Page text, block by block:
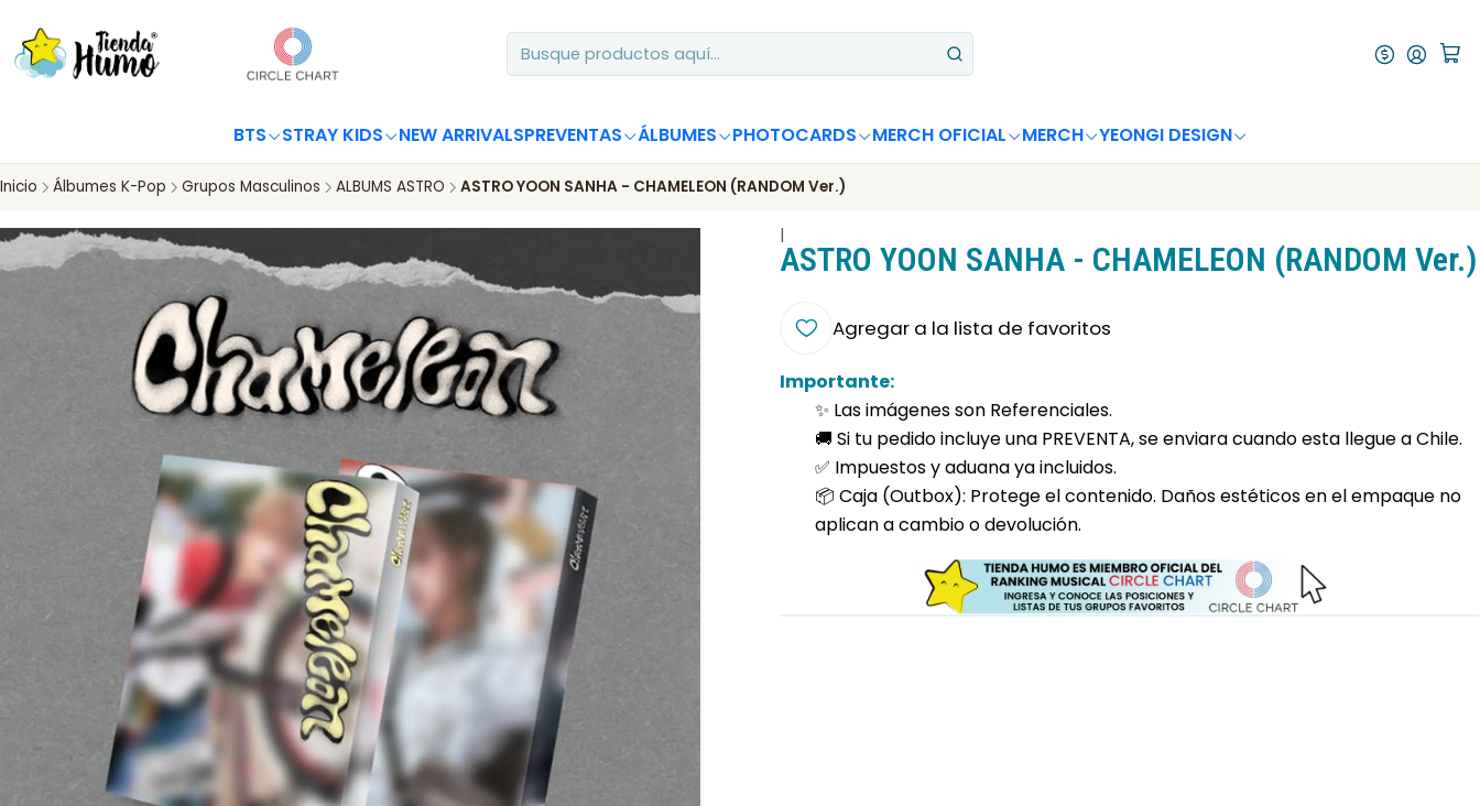
BTS STRAY KIDS NEW ARRIVALSPREVENTAS ÁLBUMES PHOTOCARDS MERCH OFICIAL MERCH YEONGI DESIGN
Inicio Álbumes K-Pop Grupos Masculinos ALBUMS ASTRO ASTRO YOON SANHA - CHAMELEON (RANDOM Ver.)
|
ASTRO YOON SANHA - CHAMELEON (RANDOM Ver.)
Agregar a la lista de favoritos
Importante:
✨ Las imágenes son Referenciales.
🚚 Si tu pedido incluye una PREVENTA, se enviara cuando esta llegue a Chile.
✅ Impuestos y aduana ya incluidos.
📦 Caja (Outbox): Protege el contenido. Daños estéticos en el empaque no
aplican a cambio o devolución.